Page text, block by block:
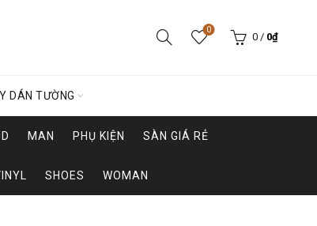
0
0 / 0₫
DÁN TƯỜNG
MAN PHỤ KIỆN SÀN GIÁ RẺ
SHOES WOMAN